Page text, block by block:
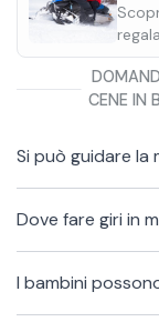
CENE IN
Si può guidare
Dove fare giri in
I bambini